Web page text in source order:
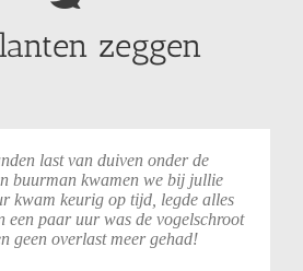
zeggen
lastvan duiven onderde
buurman kwamen we bij jullie
kwam keurig op tijd, legde alles
een paar uurwas de vogelschroot
geen overlastmeergehad!